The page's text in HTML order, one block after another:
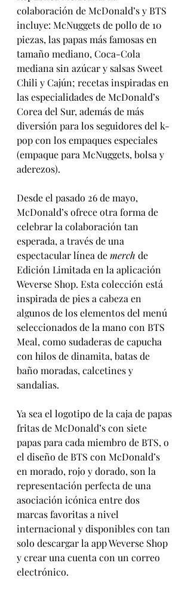
colaboración de McDonald’s y BTS
incluye: McNuggets de pollo de 10
piezas, las papas más famosas en
tamaño mediano, Coca-Cola
mediana sin azúcar y salsas Sweet
Chili y Cajún; recetas inspiradas en
las especialidades de McDonald’s
Corea del Sur, además de más
diversión para los seguidores del k-
pop con los empaques especiales
(empaque para McNuggets, bolsa y
aderezos).
Desde el pasado 26 de mayo,
McDonald’s ofrece otra forma de
celebrar la colaboración tan
esperada, a través de una
espectacular línea de merch de
Edición Limitada en la aplicación
Weverse Shop. Esta colección está
inspirada de pies a cabeza en
algunos de los elementos del menú
seleccionados de la mano con BTS
Meal, como sudaderas de capucha
con hilos de dinamita, batas de
baño moradas, calcetines y
sandalias.
Ya sea el logotipo de la caja de papas
fritas de McDonald’s con siete
papas para cada miembro de BTS, o
el diseño de BTS con McDonald’s
en morado, rojo y dorado, son la
representación perfecta de una
asociación icónica entre dos
marcas favoritas a nivel
internacional y disponibles con tan
solo descargar la app Weverse Shop
y crear una cuenta con un correo
electrónico.